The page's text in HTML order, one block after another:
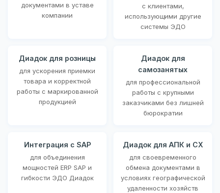
документами в уставе
компании
с клиентами,
использующими другие
системы ЭДО
Диадок для розницы
для ускорения приемки
товара и корректной
работы с маркированной
продукцией
Диадок для
самозанятых
для профессиональной
работы с крупными
заказчиками без лишней
бюрократии
Интеграция с SAP
для объединения
мощностей ERP SAP и
гибкости ЭДО Диадок
Диадок для АПК и СХ
для своевременного
обмена документами в
условиях географической
удаленности хозяйств